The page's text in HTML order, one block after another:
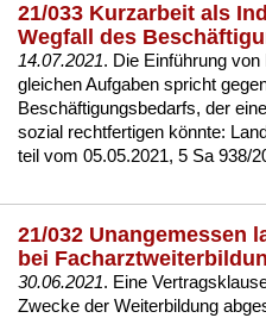
21/033 Kurzarbeit als
Wegfall des
14.07.2021. Die Einführung
glei­chen Auf­ga­ben spricht
Beschäfti­gungs­be­darfs, der
so­zi­al recht­fer­ti­gen könn­te:
teil vom 05.05.2021, 5 Sa 938/
21/032 Unangemessen
bei
30.06.2021. Ei­ne
Zwe­cke der Wei­ter­bil­dung